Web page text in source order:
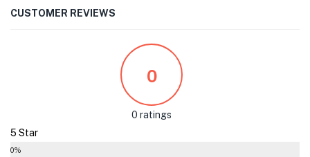
CUSTOMER REVIEWS
0
0 ratings
5 Star
0%